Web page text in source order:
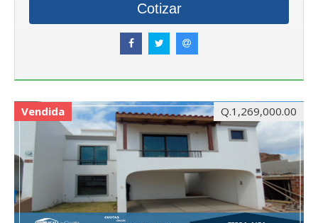
Cotizar
Vendida Q.1,269,000.00